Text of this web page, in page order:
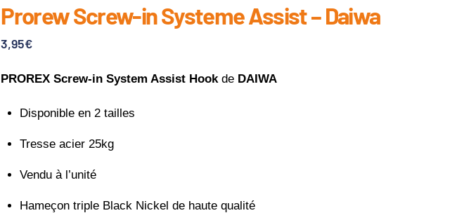
Prorew Screw-in Systeme Assist – Daiwa
3,95€
PROREX Screw-in System Assist Hookde DAIWA
Disponible en 2 tailles
Tresse acier 25kg
Vendu à l’unité
Hameçon triple Black Nickel de haute qualité